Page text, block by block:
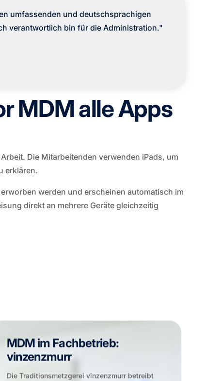
umfassenden und deutschsprachigen
verantwortlich bin für die Administration."
MDM alle Apps
Die Mitarbeitenden verwenden iPads, um
erklären.
werden und erscheinen automatisch im
direkt an mehrere Geräte gleichzeitig
MDM im Fachbetrieb:
vinzenzmurr
Die Traditionsmetzgerei vinzenzmurr betreibt